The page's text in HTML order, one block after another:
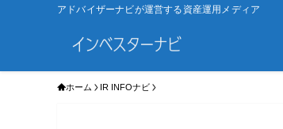
アドバイザーナビが運営する資産運用メディア
ホーム IR INFOナビ